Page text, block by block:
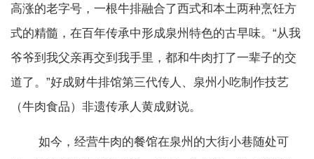
高涨的老字号，一根牛排融合了西式和本土两种烹饪方
式的精髓，在百年传承中形成泉州特色的古早味。“从我
爷爷到我父亲再交到我手里，都和牛肉打了一辈子的交
道了。”好成财牛排馆第三代传人、泉州小吃制作技艺
（牛肉食品）非遗传承人黄成财说。
如今，经营牛肉的餐馆在泉州的大街小巷随处可